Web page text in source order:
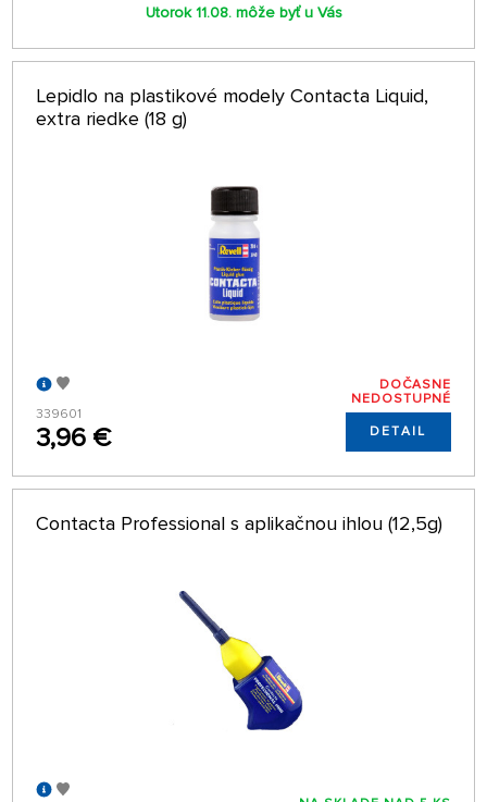
Utorok 11.08. môže byť u Vás
Lepidlo na plastikové modely Contacta Liquid,
extra riedke (18 g)
339601
3,96 €
DOČASNE
NEDOSTUPNÉ
DETAIL
Contacta Professional s aplikačnou ihlou (12,5g)